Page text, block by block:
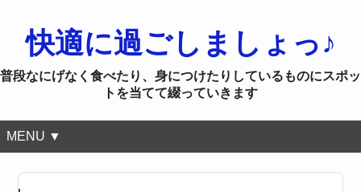
快適に過ごしましょっ♪
普段なにげなく食べたり、身につけたりしているものにスポッ
トを当てて綴っていきます
MENU ▼